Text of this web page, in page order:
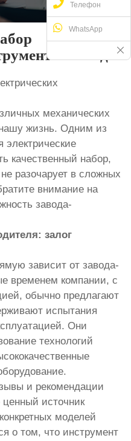
завод
механических
жизнь. Одним из
электрические
качественный набор,
разочарует в сложных
внимание на
завода-
залог
зависит от завода-
временем компании, с
обычно предлагают
испытания
Они
технологий
и рекомендации
ценный источник
моделей
о том, что инструмент
Телефон
WhatsApp